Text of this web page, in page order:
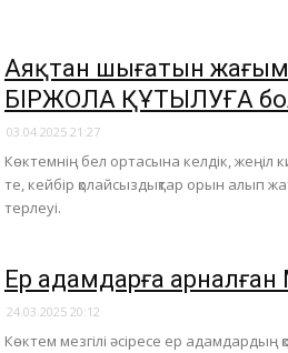
Аяқтан шығатын
БІРЖОЛА ҚҰТЫЛУҒА
03.04.2025 21:27
Көктемнің бел ортасына келдік, жеңіл
те, кейбір қолайсыздықтар орын алып
терлеуі.
​Ер адамдарға
24.03.2025 20:12
Көктем мезгілі әсіресе ер адамдардың